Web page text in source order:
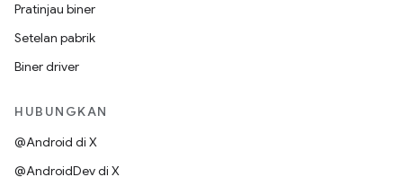
Pratinjau biner
Setelan pabrik
Biner driver
HUBUNGKAN
@Android di X
@AndroidDev di X